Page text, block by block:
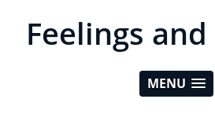
Feelings
MENU